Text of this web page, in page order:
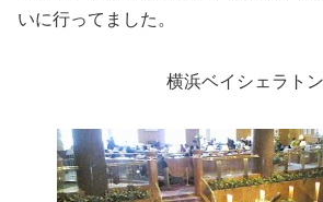
いに行ってました。
横浜ベイシェラトン